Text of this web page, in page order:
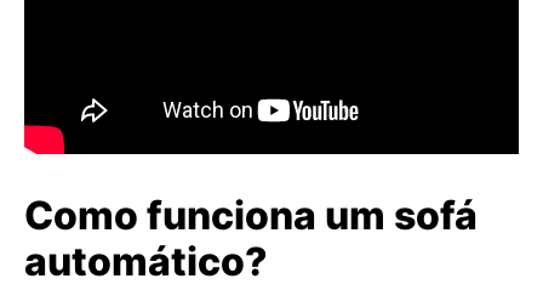
Como funciona um sofá
automático?